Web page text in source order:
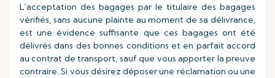
L’acceptation des bagages par le titulaire des bagages
vérifiés, sans aucune plainte au moment de sa délivrance,
est une évidence suffisante que ces bagages ont été
délivrés dans des bonnes conditions et en parfait accord
au contrat de transport, sauf que vous apporter la preuve
contraire. Si vous désirez déposer une réclamation ou une